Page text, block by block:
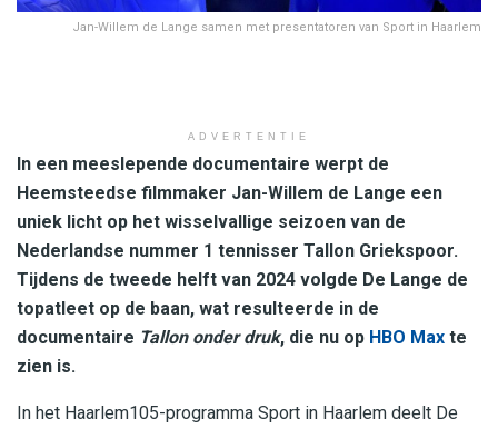
Jan-Willem de Lange samen met presentatoren van Sport in Haarlem
ADVERTENTIE
In een meeslepende documentaire werpt de
Heemsteedse filmmaker Jan-Willem de Lange een
uniek licht op het wisselvallige seizoen van de
Nederlandse nummer 1 tennisser Tallon Griekspoor.
Tijdens de tweede helft van 2024 volgde De Lange de
topatleet op de baan, wat resulteerde in de
documentaire Tallon onder druk, die nu op HBO Max te
zien is.
In het Haarlem105-programma Sport in Haarlem deelt De